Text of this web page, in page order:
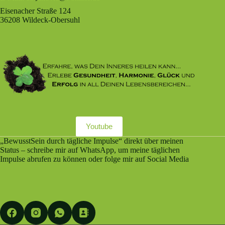
Eisenacher Straße 124
36208 Wildeck-Obersuhl
Youtube
„BewusstSein durch tägliche Impulse“ direkt über meinen
Status – schreibe mir auf WhatsApp, um meine täglichen
Impulse abrufen zu können oder folge mir auf Social Media